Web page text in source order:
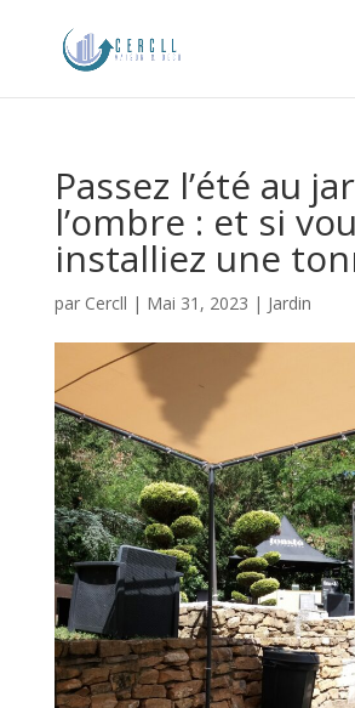
Passez l’été au
l’ombre : et si
installiez une
par Cercll | Mai 31, 2023 | Jardin